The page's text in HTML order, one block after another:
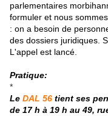
parlementaires
formuler et nous
: on a besoin de
des dossiers juridiques.
L'appel est lancé.
Pratique:
*
Le DAL 56 tient ses
de 17 h à 19 h au 49,